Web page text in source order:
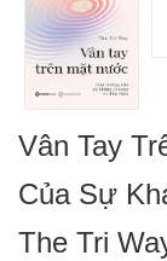
Vân Tay
Của Sự
The Tri